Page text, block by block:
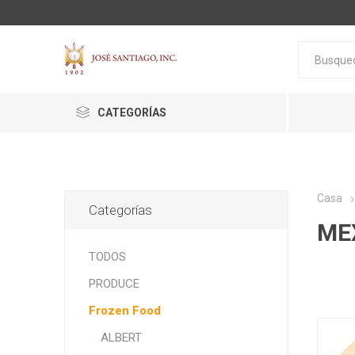
CATEGORÍAS
Casa
Categorías
TODOS
PRODUCE
Frozen Food
ALBERT